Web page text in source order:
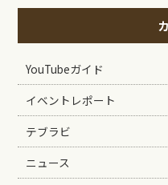
YouTubeガイド
イベントレポート
テブラビ
ニュース